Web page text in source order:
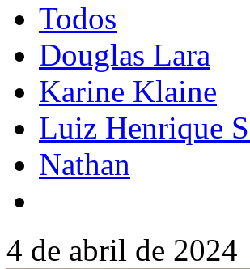
Todos
Douglas Lara
Karine Klaine
Luiz Henrique
Nathan
4 de abril de 2024